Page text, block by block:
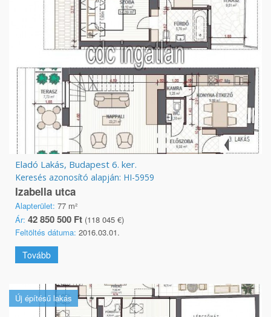
Eladó Lakás, Budapest 6. ker.
Keresés azonosító alapján: HI-5959
Izabella utca
Alapterület: 77 m²
Ár: 42 850 500 Ft (118 045 €)
Feltöltés dátuma: 2016.03.01.
Tovább
Új építésű lakás